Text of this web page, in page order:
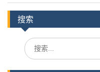
搜索
Search
for: